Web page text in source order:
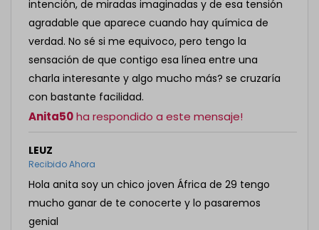
intención, de miradas imaginadas y de esa tensión
agradable que aparece cuando hay química de
verdad. No sé si me equivoco, pero tengo la
sensación de que contigo esa línea entre una
charla interesante y algo mucho más? se cruzaría
con bastante facilidad.
Anita50ha respondido a este mensaje!
LEUZ
Recibido Ahora
Hola anita soy un chico joven África de 29 tengo
mucho ganar de te conocerte y lo pasaremos
genial